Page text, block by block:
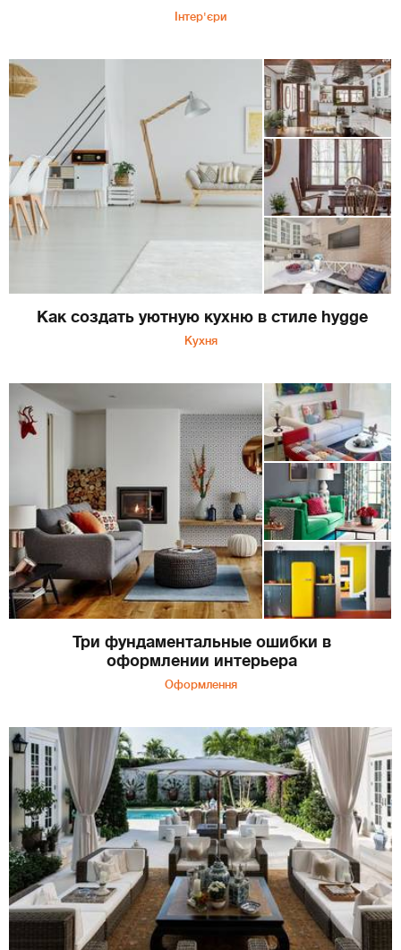
Інтер'єри
Как создать уютную кухню в стиле hygge
Кухня
Три фундаментальные ошибки в
оформлении интерьера
Оформлення